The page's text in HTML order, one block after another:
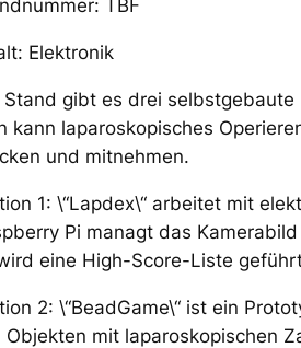
TBF
Elektronik
Stand gibt es drei selbstgebaute
kann laparoskopisches
und mitnehmen.
1: \“Lapdex\“ arbeitet mit
Pi managt das
eine High-Score-Liste
2: \“BeadGame\“ ist ein
Objekten mit laparoskopischen